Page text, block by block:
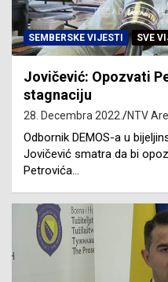
SEMBERSKE VIJESTI SVE
Jovičević: Opozvati
stagnaciju
28. Decembra 2022. NTV
Odbornik DEMOS-a u
Jovičević smatra da bi
Petrovića…